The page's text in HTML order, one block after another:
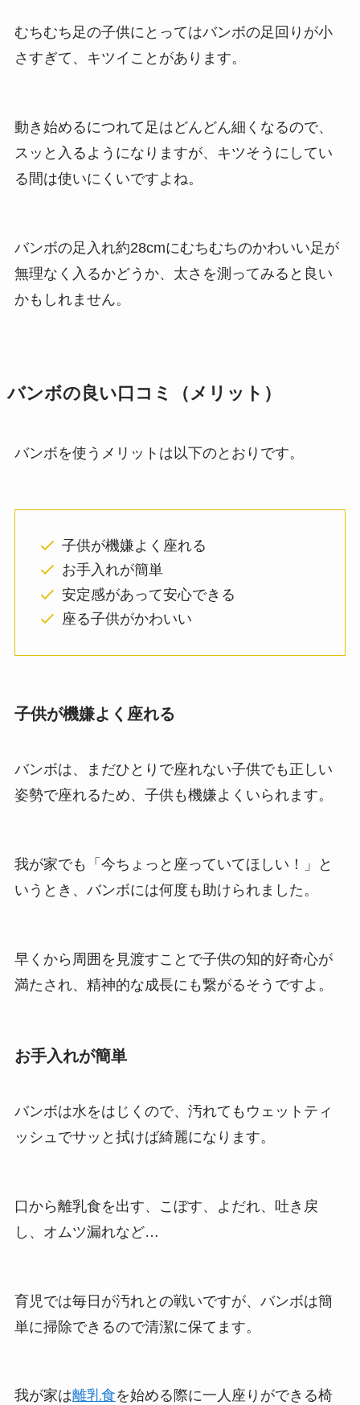
むちむち足の子供にとってはバンボの足回りが小
さすぎて、キツイことがあります。
動き始めるにつれて足はどんどん細くなるので、
スッと入るようになりますが、キツそうにしてい
る間は使いにくいですよね。
バンボの足入れ約28cmにむちむちのかわいい足が
無理なく入るかどうか、太さを測ってみると良い
かもしれません。
バンボの良い口コミ（メリット）
バンボを使うメリットは以下のとおりです。
子供が機嫌よく座れる
お手入れが簡単
安定感があって安心できる
座る子供がかわいい
子供が機嫌よく座れる
バンボは、まだひとりで座れない子供でも正しい
姿勢で座れるため、子供も機嫌よくいられます。
我が家でも「今ちょっと座っていてほしい！」と
いうとき、バンボには何度も助けられました。
早くから周囲を見渡すことで子供の知的好奇心が
満たされ、精神的な成長にも繋がるそうですよ。
お手入れが簡単
バンボは水をはじくので、汚れてもウェットティ
ッシュでサッと拭けば綺麗になります。
口から離乳食を出す、こぼす、よだれ、吐き戻
し、オムツ漏れなど…
育児では毎日が汚れとの戦いですが、バンボは簡
単に掃除できるので清潔に保てます。
我が家は離乳食を始める際に一人座りができる椅